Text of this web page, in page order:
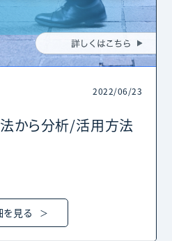
2022/06/23
から分析/活用方法
を見る